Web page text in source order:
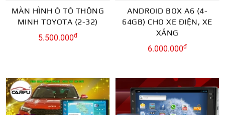
MÀN HÌNH Ô TÔ THÔNG
MINH TOYOTA (2-32)
5.500.000đ
ANDROID BOX A6 (4-
64GB) CHO XE ĐIỆN, XE
XĂNG
6.000.000đ